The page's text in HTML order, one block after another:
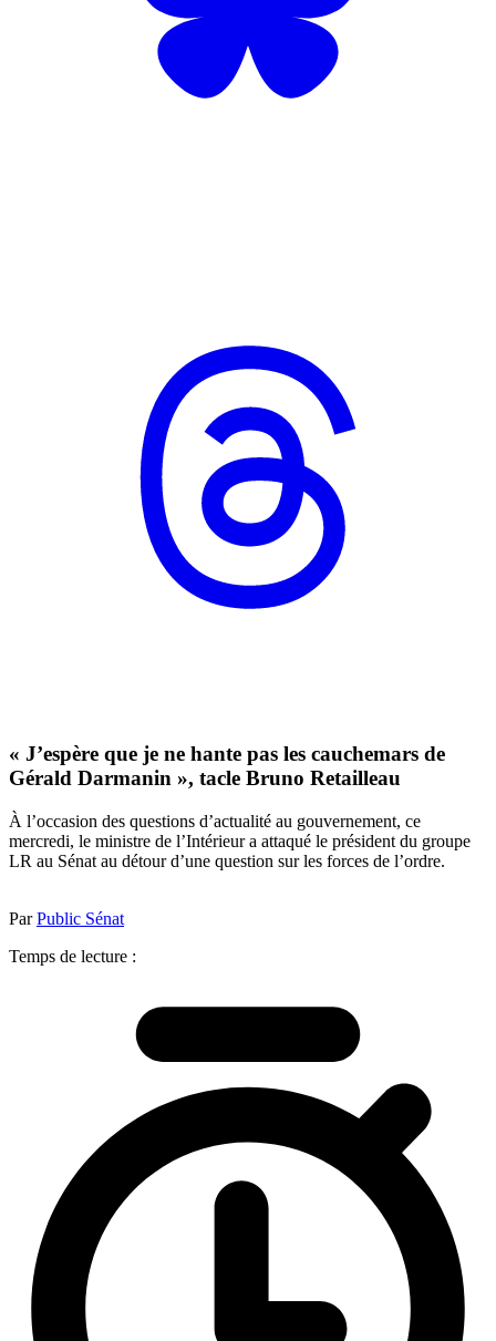
« J’espère que je ne hante pas les cauchemars de
Gérald Darmanin », tacle Bruno Retailleau
À l’occasion des questions d’actualité au gouvernement, ce
mercredi, le ministre de l’Intérieur a attaqué le président du groupe
LR au Sénat au détour d’une question sur les forces de l’ordre.
ParPublic Sénat
Temps de lecture :